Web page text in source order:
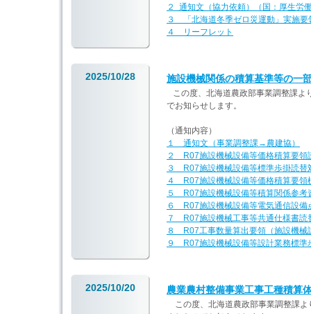
２ 通知文（協力依頼）（国：厚生労
３ 「北海道冬季ゼロ災運動」実施要
４ リーフレット
2025/10/28 施設機械関係の積算基準等の一
この度、北海道農政部事業調整課よ
でお知らせします。
（通知内容）
１ 通知文（事業調整課→農建協）
２ R07施設機械設備等価格積算要領
３ R07施設機械設備等標準歩掛読替
４ R07施設機械設備等価格積算要領
５ R07施設機械設備等積算関係参考
６ R07施設機械設備等電気通信設備
７ R07施設機械工事等共通仕様書読
８ R07工事数量算出要領（施設機械
９ R07施設機械設備等設計業務標準
2025/10/20 農業農村整備事業工事工種積算
この度、北海道農政部事業調整課よ